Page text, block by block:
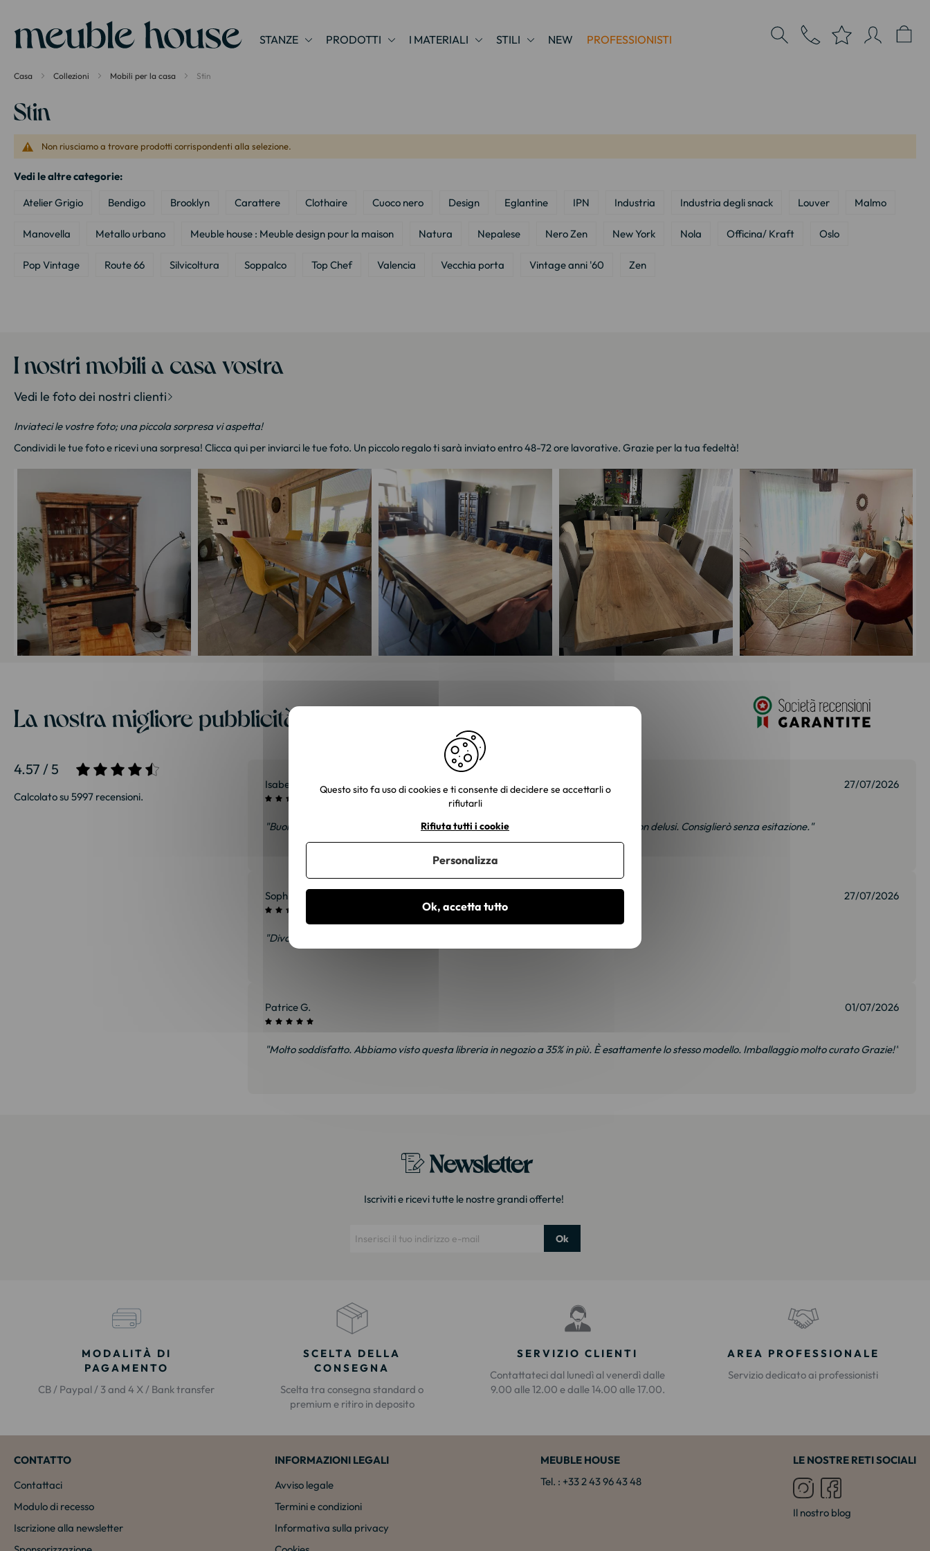
STANZE PRODOTTI I MATERIALI STILI NEW PROFESSIONISTI
Casa Collezioni Mobili per la casa Stin
Stin
Non riusciamo a trovare prodotti corrispondenti alla selezione.
Vedi le altre categorie:
Atelier Grigio
Bendigo Brooklyn Carattere Clothaire Cuoco nero Design Eglantine IPN Industria Industria degli snack Louver Malmo
Manovella Metallo urbano Meuble house : Meuble design pour la maison Natura Nepalese Nero Zen New York Nola Officina/ Kraft Oslo
Pop Vintage Route 66 Silvicoltura Soppalco Top Chef Valencia Vecchia porta Vintage anni '60 Zen
I nostri mobili a casa vostra
Vedi le foto dei nostri clienti
Inviateci le vostre foto; una piccola sorpresa vi aspetta!
Condividi le tue foto e ricevi una sorpresa! Clicca qui per inviarci le tue foto. Un piccolo regalo ti sarà inviato entro 48-72 ore lavorative. Grazie per la tua fedeltà!
La nostra migliore pubblicità siete voi
4.57 / 5
Calcolato su 5997 recensioni.
Isabelle G. 27/07/2026
"Buona ricezione, consegna adeguata, mobili di qualità, siamo felici e soprattutto non delusi. Consiglierò senza esitazione."
Sophie S. 27/07/2026
"Divano molto bello! Consegna rapida e curata."
Patrice G. 01/07/2026
"Molto soddisfatto. Abbiamo visto questa libreria in negozio a 35% in più. È esattamente lo stesso modello. Imballaggio molto curato Grazie!"
Newsletter
Iscriviti e ricevi tutte le nostre grandi offerte!
Ok
MODALITÀ DI
PAGAMENTO
CB / Paypal / 3 and 4 X / Bank transfer
SCELTA DELLA
CONSEGNA
Scelta tra consegna standard o
premium e ritiro in deposito
SERVIZIO CLIENTI
Contattateci dal lunedì al venerdì dalle
9.00 alle 12.00 e dalle 14.00 alle 17.00.
AREA PROFESSIONALE
Servizio dedicato ai professionisti
CONTATTO
Contattaci
Modulo di recesso
Iscrizione alla newsletter
INFORMAZIONI LEGALI
Avviso legale
Termini e condizioni
Informativa sulla privacy
MEUBLE HOUSE
Tel. : +33 2 43 96 43 48
LE NOSTRE RETI SOCIALI
Il nostro blog
Questo sito fa uso di cookies e ti consente di decidere se accettarli o
rifiutarli
Ok, accetta tutto
Rifiuta tutti i cookie
Personalizza